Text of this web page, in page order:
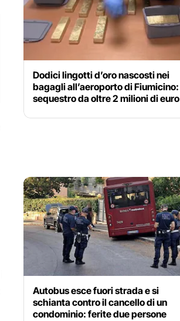
Dodici lingotti d’oro nascosti nei
bagagli all’aeroporto di Fiumicino:
sequestro da oltre 2 milioni di euro
Autobus esce fuori strada e si
schianta contro il cancello di un
condominio: ferite due persone